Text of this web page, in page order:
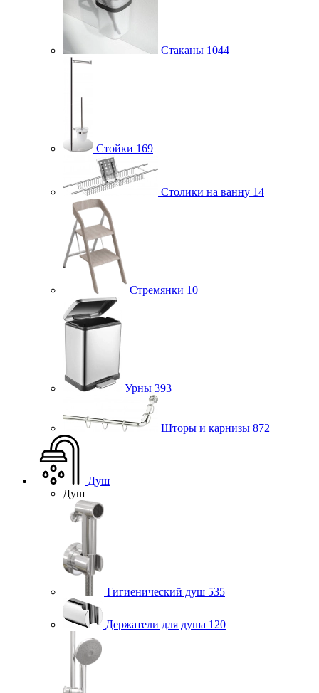
Стаканы 1044
Стойки 169
Столики на ванну 14
Стремянки 10
Урны 393
Шторы и карнизы 872
Душ
Душ
Гигиенический душ 535
Держатели для душа 120